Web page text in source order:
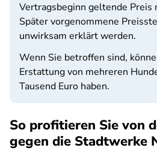
Vertragsbeginn geltende Preis
Später vorgenommene
unwirksam erklärt werden.
Wenn Sie betroffen sind,
Erstattung von mehreren
Tausend Euro haben.
So profitieren Sie von
gegen die Stadtwerke